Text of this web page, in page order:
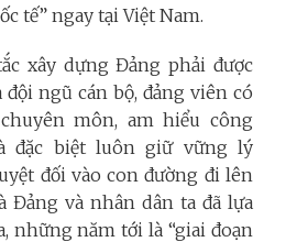
tế” ngay tại Việt Nam.
xây dựng Đảng phải được
ngũ cán bộ, đảng viên có
môn, am hiểu công
đặc biệt luôn giữ vững lý
đối vào con đường đi lên
Đảng và nhân dân ta đã lựa
những năm tới là “giai đoạn